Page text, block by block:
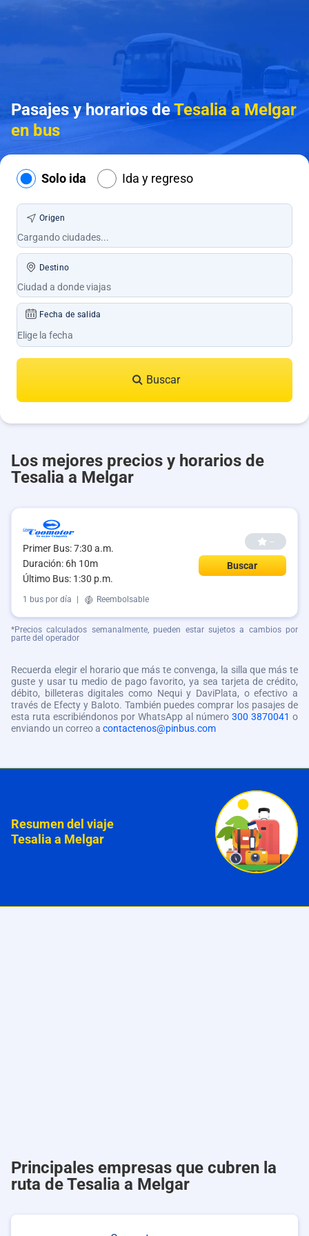
Pasajes y horarios deTesalia a Melgar
en bus
Solo ida Ida y regreso
Origen
Destino
Fecha de salida
Buscar
Los mejores precios y horarios de
Tesalia a Melgar
Primer Bus: 7:30 a.m.
Duración: 6h 10m
Último Bus: 1:30 p.m.
--
Buscar
1 bus por día Reembolsable
*Precios calculados semanalmente, pueden estar sujetos a cambios por
parte del operador
Recuerda elegir el horario que más te convenga, la silla que más te
guste y usar tu medio de pago favorito, ya sea tarjeta de crédito,
débito, billeteras digitales como Nequi y DaviPlata, o efectivo a
través de Efecty y Baloto. También puedes comprar los pasajes de
esta ruta escribiéndonos por WhatsApp al número 300 3870041 o
enviando un correo a contactenos@pinbus.com
Resumen del viaje
Tesalia a Melgar
Principales empresas que cubren la
ruta de Tesalia a Melgar